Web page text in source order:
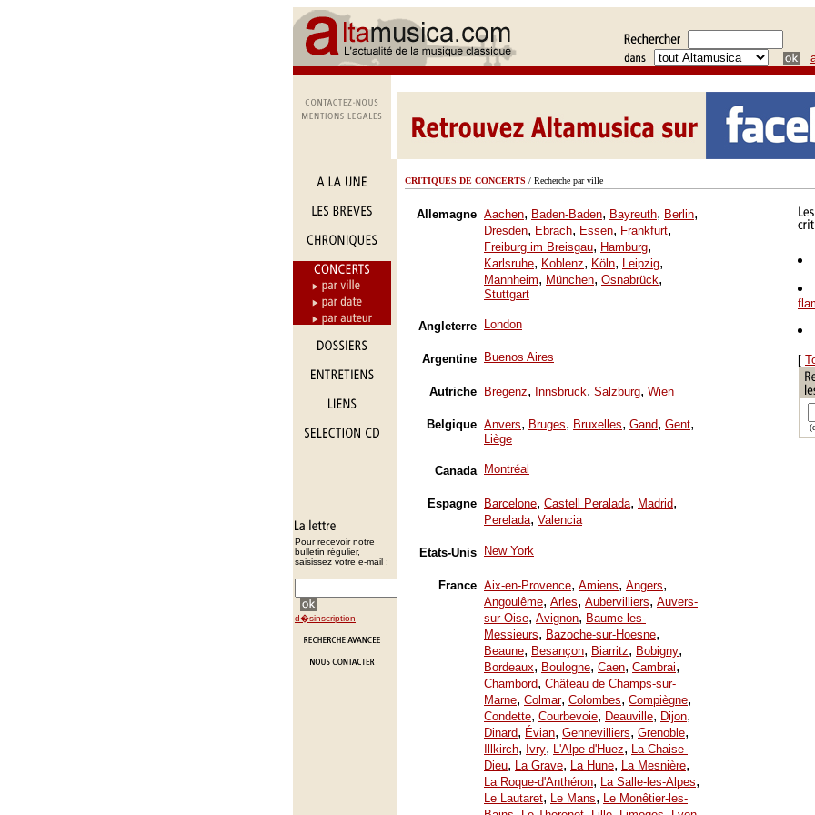
Pour recevoir notre
bulletin régulier,
saisissez votre e-mail :
d�sinscription
CRITIQUES DE CONCERTS / Recherche par ville
Allemagne Aachen, Baden-Baden, Bayreuth, Berlin,
Dresden, Ebrach, Essen, Frankfurt,
Freiburg im Breisgau, Hamburg,
Karlsruhe, Koblenz, Köln, Leipzig,
Mannheim, München, Osnabrück,
Stuttgart
Angleterre London
Argentine Buenos Aires
Autriche Bregenz, Innsbruck, Salzburg, Wien
Belgique Anvers, Bruges, Bruxelles, Gand, Gent,
Liège
Canada Montréal
Espagne Barcelone, Castell Peralada, Madrid,
Perelada, Valencia
Etats-Unis New York
France Aix-en-Provence, Amiens, Angers,
Angoulême, Arles, Aubervilliers, Auvers-
sur-Oise, Avignon, Baume-les-
Messieurs, Bazoche-sur-Hoesne,
Beaune, Besançon, Biarritz, Bobigny,
Bordeaux, Boulogne, Caen, Cambrai,
Chambord, Château de Champs-sur-
Marne, Colmar, Colombes, Compiègne,
Condette, Courbevoie, Deauville, Dijon,
Dinard, Évian, Gennevilliers, Grenoble,
Illkirch, Ivry, L'Alpe d'Huez, La Chaise-
Dieu, La Grave, La Hune, La Mesnière,
La Roque-d'Anthéron, La Salle-les-Alpes,
Le Lautaret, Le Mans, Le Monêtier-les-
[